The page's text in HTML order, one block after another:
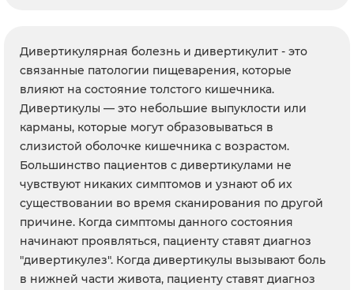
Дивертикулярная болезнь и дивертикулит - это
связанные патологии пищеварения, которые
влияют на состояние толстого кишечника.
Дивертикулы — это небольшие выпуклости или
карманы, которые могут образовываться в
слизистой оболочке кишечника с возрастом.
Большинство пациентов с дивертикулами не
чувствуют никаких симптомов и узнают об их
существовании во время сканирования по другой
причине. Когда симптомы данного состояния
начинают проявляться, пациенту ставят диагноз
"дивертикулез". Когда дивертикулы вызывают боль
в нижней части живота, пациенту ставят диагноз